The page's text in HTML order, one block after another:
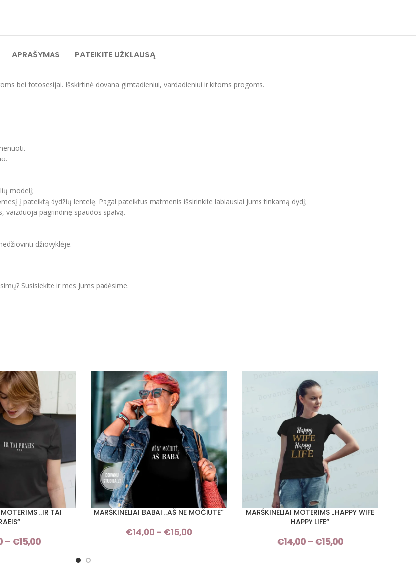
APRAŠYMAS PATEIKITE UŽKLAUSĄ
bei fotosesijai. Išskirtinė dovana gimtadieniui, vardadieniui ir kitoms progoms.
modelį;
į pateiktą dydžių lentelę. Pagal pateiktus matmenis išsirinkite labiausiai Jums tinkamą dydį;
vaizduoja pagrindinę spaudos spalvą.
džiovyklėje.
Susisiekite ir mes Jums padėsime.
„IR TAI
– €15,00
€14,00
PASIRINKTI SAVYBES
MARŠKINĖLIAI BABAI „AŠ NE MOČIUTĖ“
€14,00 – €15,00
PASIRINKTI SAVYBES
MARŠKINĖLIAI MOTERIMS „HAPPY WIFE
HAPPY LIFE“
€14,00 – €15,00